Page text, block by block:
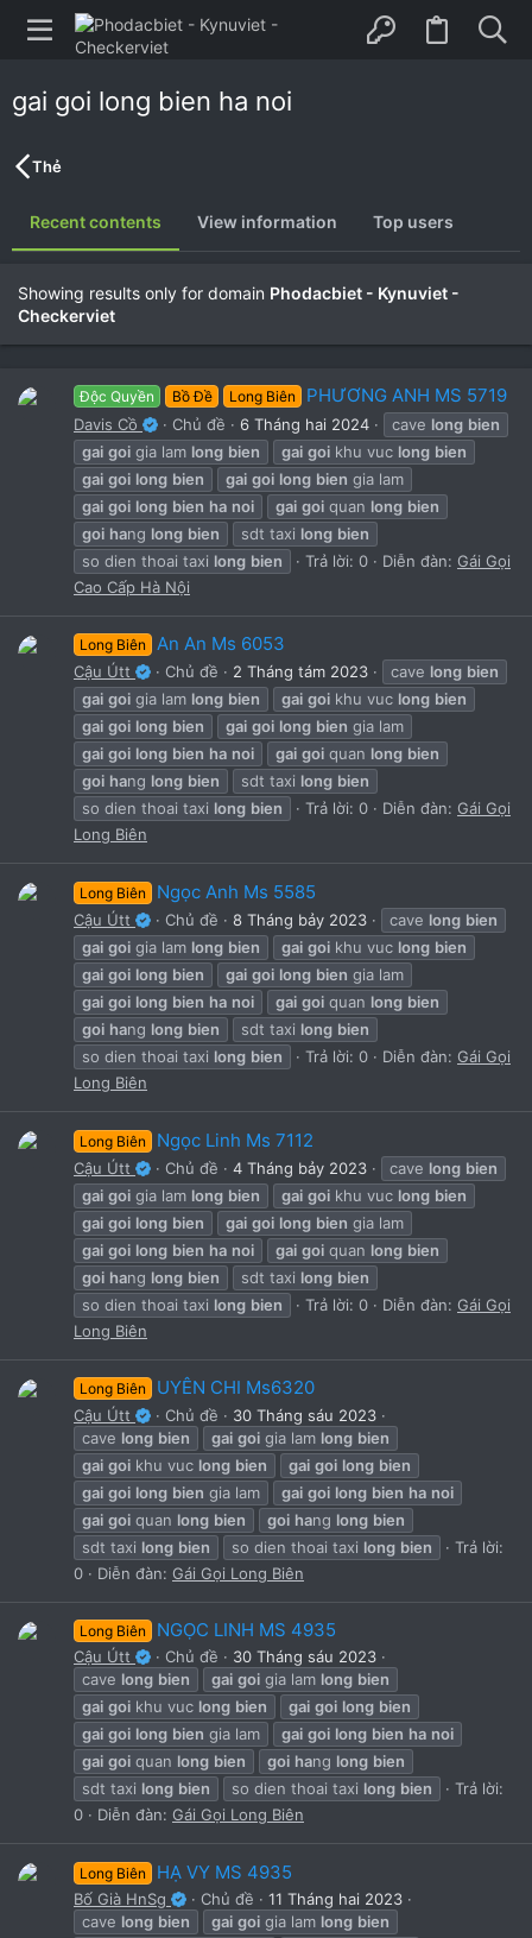
gai goi long bien ha noi
Thẻ
Recent contents View information Top users
Showing results only for domain Phodacbiet - Kynuviet -
Checkerviet
Độc Quyền Bồ Đề Long Biên PHƯƠNG ANH MS 5719
Davis Cồ Chủ đề 6 Tháng hai 2024 cave long bien
gai goi gia lam long bien gai goi khu vuc long bien
gai goi long bien gai goi long bien gia lam
gai goi long bien ha noi gai goi quan long bien
goi hang long bien sdt taxi long bien
so dien thoai taxi long bien Trả lời: 0 Diễn đàn: Gái Gọi
Cao Cấp Hà Nội
Long Biên An An Ms 6053
Cậu Útt Chủ đề 2 Tháng tám 2023 cave long bien
gai goi gia lam long bien gai goi khu vuc long bien
gai goi long bien gai goi long bien gia lam
gai goi long bien ha noi gai goi quan long bien
goi hang long bien sdt taxi long bien
so dien thoai taxi long bien Trả lời: 0 Diễn đàn: Gái Gọi
Long Biên
Long Biên Ngọc Anh Ms 5585
Cậu Útt Chủ đề 8 Tháng bảy 2023 cave long bien
gai goi gia lam long bien gai goi khu vuc long bien
gai goi long bien gai goi long bien gia lam
gai goi long bien ha noi gai goi quan long bien
goi hang long bien sdt taxi long bien
so dien thoai taxi long bien Trả lời: 0 Diễn đàn: Gái Gọi
Long Biên
Long Biên Ngọc Linh Ms 7112
Cậu Útt Chủ đề 4 Tháng bảy 2023 cave long bien
gai goi gia lam long bien gai goi khu vuc long bien
gai goi long bien gai goi long bien gia lam
gai goi long bien ha noi gai goi quan long bien
goi hang long bien sdt taxi long bien
so dien thoai taxi long bien Trả lời: 0 Diễn đàn: Gái Gọi
Long Biên
Long Biên UYÊN CHI Ms6320
Cậu Útt Chủ đề
30 Tháng sáu 2023
cave long bien gai goi gia lam long bien
gai goi khu vuc long bien gai goi long bien
gai goi long bien gia lam gai goi long bien ha noi
gai goi quan long bien goi hang long bien
sdt taxi long bien so dien thoai taxi long bien
Trả lời:
0
Diễn đàn: Gái Gọi Long Biên
Long Biên NGỌC LINH MS 4935
Cậu Útt Chủ đề
30 Tháng sáu 2023
cave long bien gai goi gia lam long bien
gai goi khu vuc long bien gai goi long bien
gai goi long bien gia lam gai goi long bien ha noi
gai goi quan long bien goi hang long bien
sdt taxi long bien so dien thoai taxi long bien
Trả lời:
0
Diễn đàn: Gái Gọi Long Biên
Long Biên HẠ VY MS 4935
Bố Già HnSg Chủ đề
11 Tháng hai 2023
cave long bien gai goi gia lam long bien